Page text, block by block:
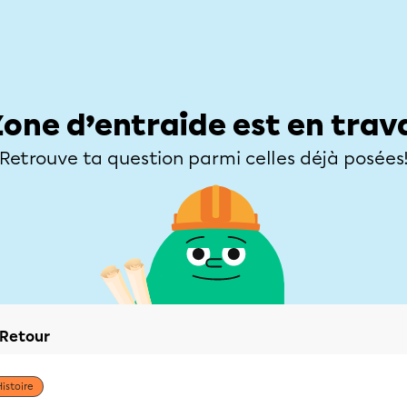
d’entraide est en
Retrouve ta question parmi celles déjà
Retour